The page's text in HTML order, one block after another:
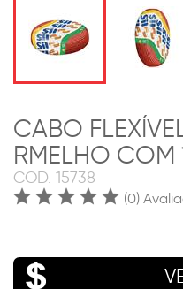
CABO
RMELHO COM
COD. 15738
(0)